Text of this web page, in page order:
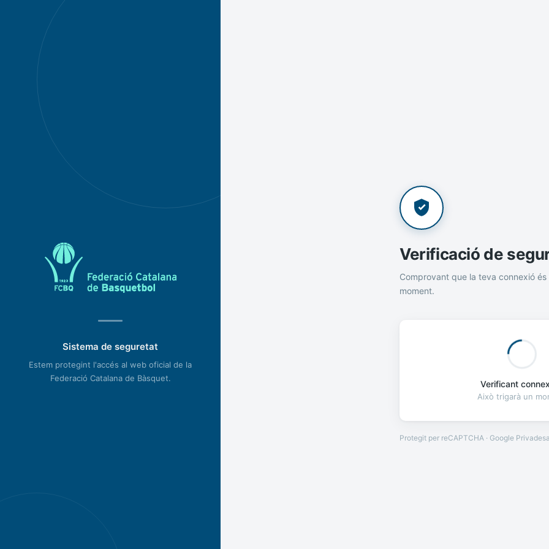
Sistema de seguretat
Estem protegint l'accés al web oficial de la
Federació Catalana de Bàsquet.
Verificació de
Comprovant que la teva connexió és
moment.
Verificant
Això trigarà un
Protegit per reCAPTCHA · Google Privadesa